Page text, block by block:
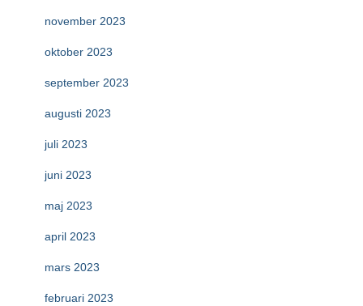
november 2023
oktober 2023
september 2023
augusti 2023
juli 2023
juni 2023
maj 2023
april 2023
mars 2023
februari 2023